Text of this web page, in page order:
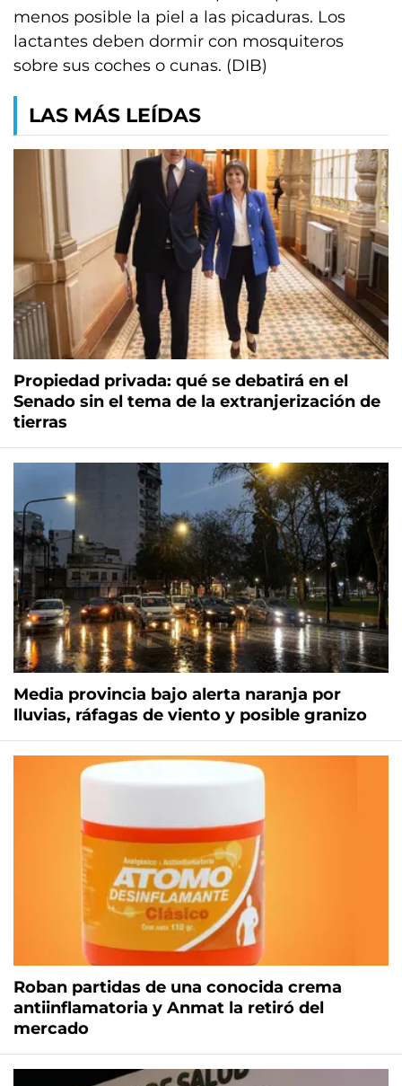
menos posible la piel a las picaduras. Los
lactantes deben dormir con mosquiteros
sobre sus coches o cunas. (DIB)
LAS MÁS LEÍDAS
Propiedad privada: qué se debatirá en el
Senado sin el tema de la extranjerización de
tierras
Media provincia bajo alerta naranja por
lluvias, ráfagas de viento y posible granizo
Roban partidas de una conocida crema
antiinflamatoria y Anmat la retiró del
mercado